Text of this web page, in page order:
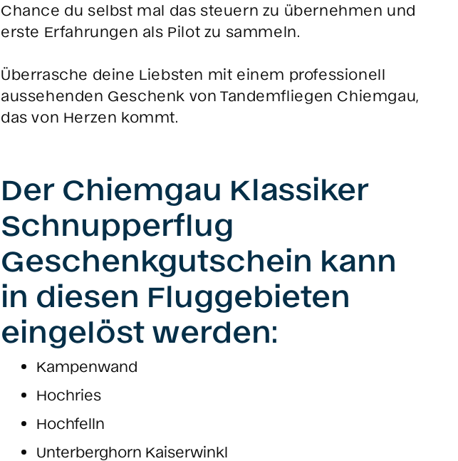
Chance du selbst mal das steuern zu übernehmen und
erste Erfahrungen als Pilot zu sammeln.
Überrasche deine Liebsten mit einem professionell
aussehenden Geschenk von Tandemfliegen Chiemgau,
das von Herzen kommt.
Der Chiemgau Klassiker
Schnupperflug
Geschenkgutschein kann
in diesen Fluggebieten
eingelöst werden:
Kampenwand
Hochries
Hochfelln
Unterberghorn Kaiserwinkl